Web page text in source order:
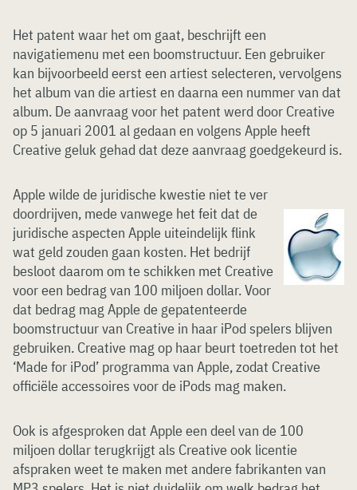
Het patent waar het om gaat, beschrijft een
navigatiemenu met een boomstructuur. Een gebruiker
kan bijvoorbeeld eerst een artiest selecteren, vervolgens
het album van die artiest en daarna een nummer van dat
album. De aanvraag voor het patent werd door Creative
op 5 januari 2001 al gedaan en volgens Apple heeft
Creative geluk gehad dat deze aanvraag goedgekeurd is.
Apple wilde de juridische kwestie niet te ver
doordrijven, mede vanwege het feit dat de
juridische aspecten Apple uiteindelijk flink
wat geld zouden gaan kosten. Het bedrijf
besloot daarom om te schikken met Creative
voor een bedrag van 100 miljoen dollar. Voor
dat bedrag mag Apple de gepatenteerde
boomstructuur van Creative in haar iPod spelers blijven
gebruiken. Creative mag op haar beurt toetreden tot het
‘Made for iPod’ programma van Apple, zodat Creative
officiële accessoires voor de iPods mag maken.
Ook is afgesproken dat Apple een deel van de 100
miljoen dollar terugkrijgt als Creative ook licentie
afspraken weet te maken met andere fabrikanten van